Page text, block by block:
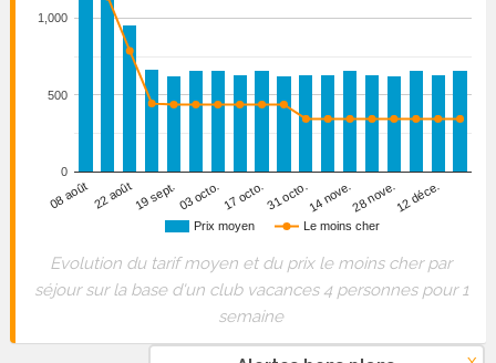
Prix moyen Le moins cher
08 août22 août19 sept.03 octo.17 octo.31 octo.14 nove.28 nove.12 déce.
0
500
1,000
Evolution du tarif moyen et du prix le moins cher par
séjour sur la base d'un club vacances 4 personnes pour 1
semaine